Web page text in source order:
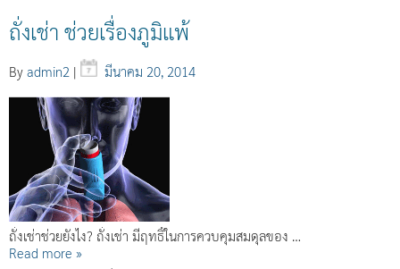
ถั่งเช่า ช่วยเรื่องภูมิแพ้
By admin2 | มีนาคม 20, 2014
ถั่งเช่าช่วยยังไง? ถั่งเช่า มีฤทธิ์ในการควบคุมสมดุลของ …
Read more »